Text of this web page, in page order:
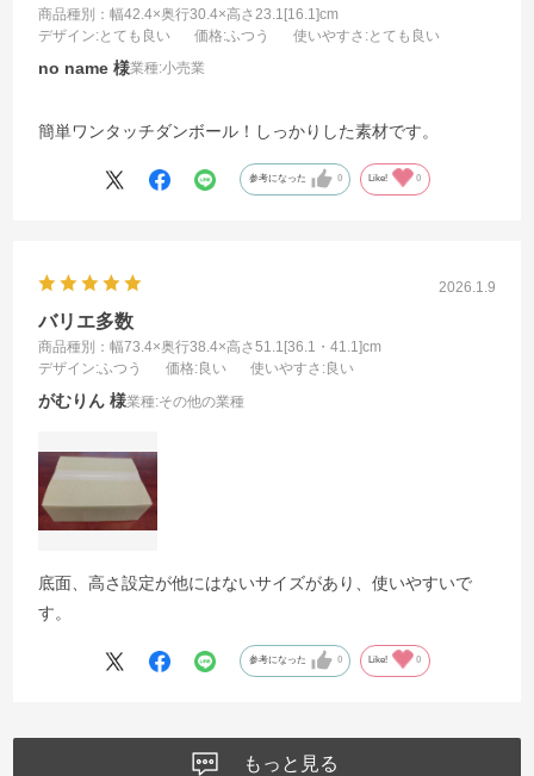
商品種別：幅42.4×奥行30.4×高さ23.1[16.1]cm
デザイン:とても良い 価格:ふつう 使いやすさ :とても良い
no name 業種:小売業
簡単ワンタッチダンボール！しっかりした素材です。
参考になった 0 Like! 0
2026.1.9
バリエ多数
商品種別：幅73.4×奥行38.4×高さ51.1[36.1・41.1]cm
デザイン:ふつう 価格:良い 使いやすさ :良い
がむりん 業種:その他の業種
底面、高さ設定が他にはないサイズがあり、使いやすいで
す。
参考になった 0 Like! 0
もっと見る